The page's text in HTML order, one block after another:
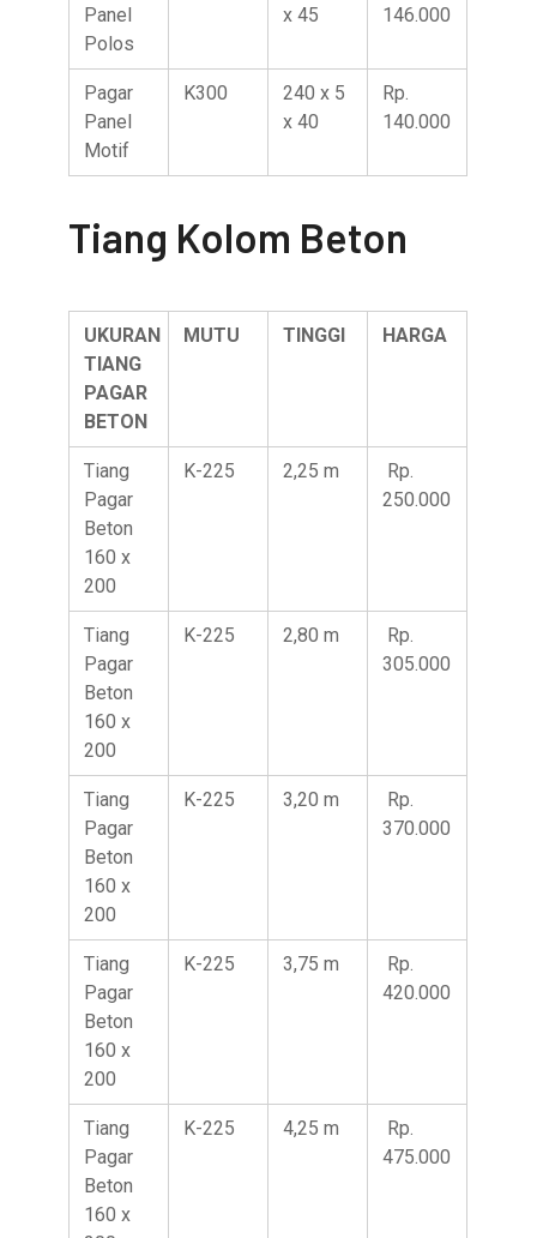
Panel
Polos
x 45
146.000
Pagar
Panel
Motif
K300
240 x 5
x 40
Rp.
140.000
Tiang Kolom Beton
UKURAN
TIANG
PAGAR
BETON
MUTU TINGGI HARGA
Tiang
Pagar
Beton
160 x
200
K-225 2,25 m
Rp.
250.000
Tiang
Pagar
Beton
160 x
200
K-225 2,80 m
Rp.
305.000
Tiang
Pagar
Beton
160 x
200
K-225 3,20 m
Rp.
370.000
Tiang
Pagar
Beton
160 x
200
K-225 3,75 m
Rp.
420.000
Tiang
Pagar
Beton
160 x
K-225 4,25 m
Rp.
475.000